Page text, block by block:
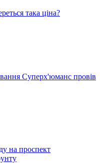
така ціна?
Суперх'юманс провів
на проспект